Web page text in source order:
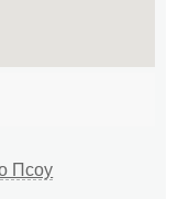
Псоу